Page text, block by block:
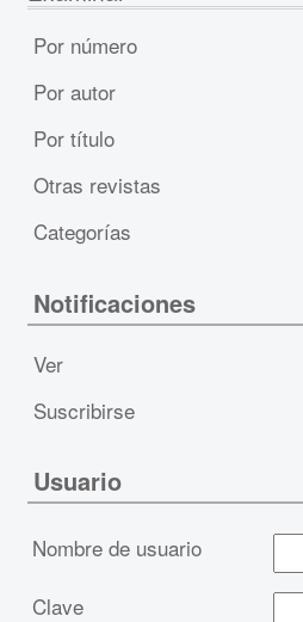
Por número
Por autor
Por título
Otras revistas
Categorías
Notificaciones
Ver
Suscribirse
Usuario
Nombre de usuario
Clave